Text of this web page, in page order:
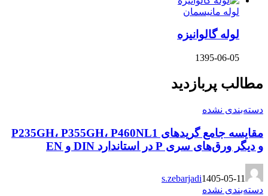
لوله مانیسمان
لوله گالوانیزه
1395-06-05
مطالب پربازدید
دسته‌بندی نشده
مقایسه جامع گریدهای P235GH، P355GH، P460NL1
و دیگر ورق‌های سری P در استاندارد DIN و EN
s.zebarjadi1405-05-11
دسته‌بندی نشده